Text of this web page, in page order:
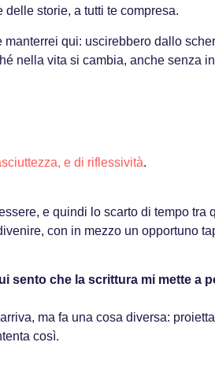
storie, a tutti te compresa.
qui: uscirebbero dallo
nella vita si cambia, anche senza
e di riflessività.
e quindi lo scarto di tempo tra
con in mezzo un opportuno
sento che la scrittura mi mette a
ma fa una cosa diversa:
così.